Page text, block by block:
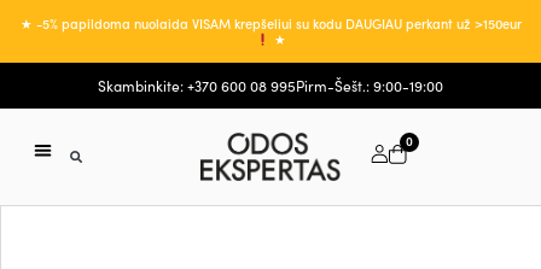
★ -5% papildoma nuolaida VISAM krepšeliui su kodu DAUGIAU perkant už >150eur
★
Skambinkite: +370 600 08 995Pirm-Šešt.: 9:00-19:00
0